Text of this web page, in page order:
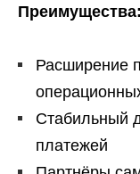
Преимущества:
Расширение
Стабильный
платежей